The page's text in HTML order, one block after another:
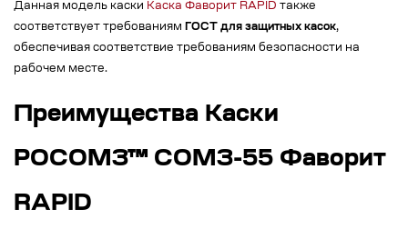
Данная модель каски Каска Фаворит RAPID также
соответствует требованиям ГОСТ для защитных касок,
обеспечивая соответствие требованиям безопасности на
рабочем месте.
Преимущества Каски
РОСОМЗ™ СОМЗ-55 Фаворит
RAPID